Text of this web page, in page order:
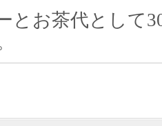
お茶代として